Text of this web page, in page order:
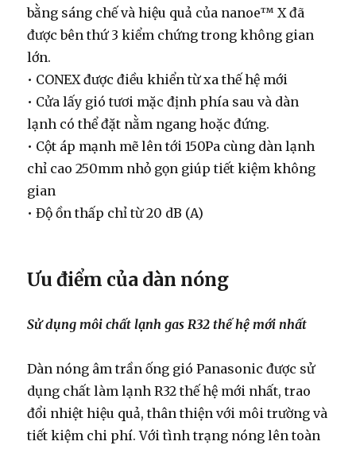
bằng sáng chế và hiệu quả của nanoe™ X đã
được bên thứ 3 kiểm chứng trong không gian
lớn.
• CONEX được điều khiển từ xa thế hệ mới
• Cửa lấy gió tươi mặc định phía sau và dàn
lạnh có thể đặt nằm ngang hoặc đứng.
• Cột áp mạnh mẽ lên tới 150Pa cùng dàn lạnh
chỉ cao 250mm nhỏ gọn giúp tiết kiệm không
gian
• Độ ồn thấp chỉ từ 20 dB (A)
Ưu điểm của dàn nóng
Sử dụng môi chất lạnh gas R32 thế hệ mới nhất
Dàn nóng âm trần ống gió Panasonic được sử
dụng chất làm lạnh R32 thế hệ mới nhất, trao
đổi nhiệt hiệu quả, thân thiện với môi trường và
tiết kiệm chi phí. Với tình trạng nóng lên toàn